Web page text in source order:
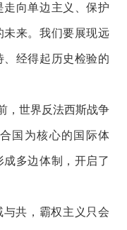
向单边主义、保护
未来。我们要展现远
、经得起历史检验的
，世界反法西斯战争
国为核心的国际体
多边体制，开启了
共，霸权主义只会